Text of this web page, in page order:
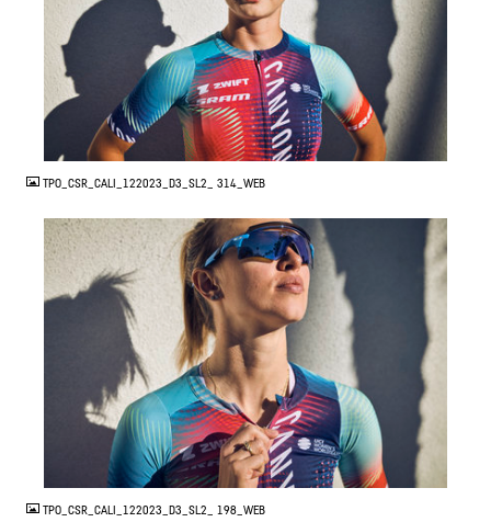
TPO_CSR_CALI_122023_D3_SL2_ 314_WEB
TPO_CSR_CALI_122023_D3_SL2_ 198_WEB